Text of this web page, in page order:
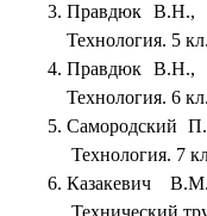
Правдюк В.Н.,
Технология. 5
Правдюк В.Н.,
Технология. 6
Самородский
Технология. 7
Казакевич